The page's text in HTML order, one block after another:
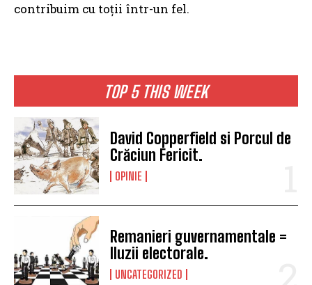
TOP 5 THIS WEEK
David Copperfield si Porcul de
Crăciun Fericit.
OPINIE
Remanieri guvernamentale =
Iluzii electorale.
UNCATEGORIZED
contribuim cu toții într-un fel.